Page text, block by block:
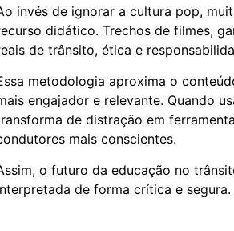
invés de ignorar a cultura pop,
didático. Trechos de filmes,
de trânsito, ética e
metodologia aproxima o
engajador e relevante. Quando
de distração em
mais conscientes.
o futuro da educação no
de forma crítica e segura.